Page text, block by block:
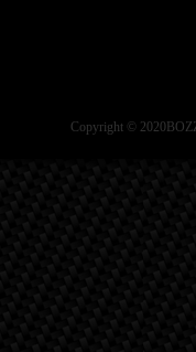
Copyright ©